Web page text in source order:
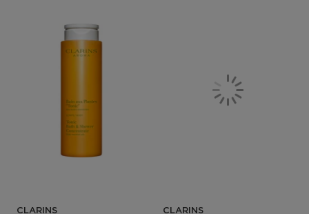
CLARINS CLARINS